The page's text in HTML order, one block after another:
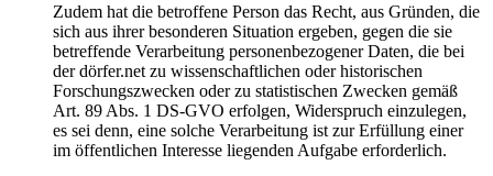
Zudem hat die betroffene Person das Recht, aus Gründen, die
sich aus ihrer besonderen Situation ergeben, gegen die sie
betreffende Verarbeitung personenbezogener Daten, die bei
der dörfer.net zu wissenschaftlichen oder historischen
Forschungszwecken oder zu statistischen Zwecken gemäß
Art. 89 Abs. 1 DS-GVO erfolgen, Widerspruch einzulegen,
es sei denn, eine solche Verarbeitung ist zur Erfüllung einer
im öffentlichen Interesse liegenden Aufgabe erforderlich.